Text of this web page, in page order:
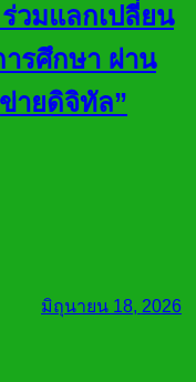
วมแลกเปลี่ยน
รศึกษา ผ่าน
ายดิจิทัล”
มิถุนายน 18, 2026